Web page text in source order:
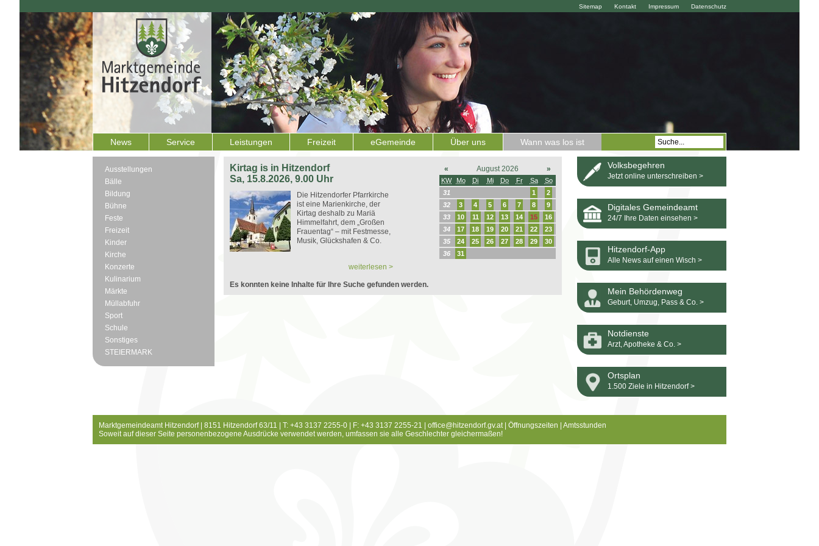
Datenschutz
Impressum
Kontakt
Sitemap
News Service Leistungen Freizeit eGemeinde Über uns Wann was los ist
Ausstellungen
Bälle
Bildung
Bühne
Feste
Freizeit
Kinder
Kirche
Konzerte
Kulinarium
Märkte
Müllabfuhr
Sport
Schule
Sonstiges
STEIERMARK
Kirtag is in Hitzendorf
Sa, 15.8.2026, 9.00 Uhr
Die Hitzendorfer Pfarrkirche
ist eine Marienkirche, der
Kirtag deshalb zu Mariä
Himmelfahrt, dem „Großen
Frauentag“ – mit Festmesse,
Musik, Glückshafen & Co.
weiterlesen >
« August 2026 »
KW Mo Di Mi Do Fr Sa
So
31
1
2
32
3 4 5 6 7 8
9
33
10 11 12 13 14 15
16
34
17 18 19 20 21 22
23
35
24 25 26 27 28 29
30
36
31
Es konnten keine Inhalte für Ihre Suche gefunden werden.
Volksbegehren
Jetzt online unterschreiben >
Digitales Gemeindeamt
24/7 Ihre Daten einsehen >
Hitzendorf-App
Alle News auf einen Wisch >
Mein Behördenweg
Geburt, Umzug, Pass & Co. >
Notdienste
Arzt, Apotheke & Co. >
Ortsplan
1.500 Ziele in Hitzendorf >
Marktgemeindeamt Hitzendorf | 8151 Hitzendorf 63/11 | T: +43 3137 2255-0 | F: +43 3137 2255-21 | office@hitzendorf.gv.at| Öffnungszeiten
Amtsstunden
Soweit auf dieser Seite personenbezogene Ausdrücke verwendet werden, umfassen sie alle Geschlechter gleichermaßen!